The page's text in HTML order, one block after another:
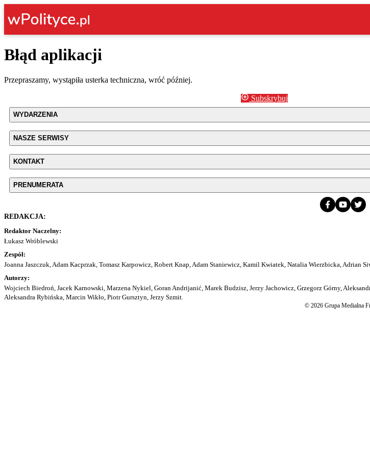
Błąd aplikacji
Przepraszamy, wystąpiła usterka techniczna, wróć później.
Subskrybuj
WYDARZENIA
NASZE SERWISY
KONTAKT
PRENUMERATA
REDAKCJA:
Redaktor Naczelny:
Łukasz Wróblewski
Zespół:
Joanna Jaszczuk, Adam Kacprzak, Tomasz Karpowicz, Robert Knap, Adam Staniewicz, Kamil Kwiatek, Natalia Wierzbicka, Adrian
Autorzy:
Wojciech Biedroń, Jacek Karnowski, Marzena Nykiel, Goran Andrijanić, Marek Budzisz, Jerzy Jachowicz, Grzegorz Górny,
Aleksandra Rybińska, Marcin Wikło, Piotr Gursztyn, Jerzy Szmit.
© 2026 Grupa Medialna